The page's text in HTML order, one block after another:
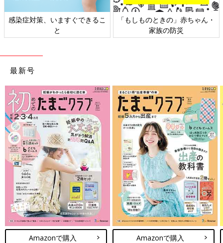
感染症対策、いますぐできるこ
と
「もしものときの」赤ちゃん・
家族の防災
最新号
Amazonで購入 Amazonで購入